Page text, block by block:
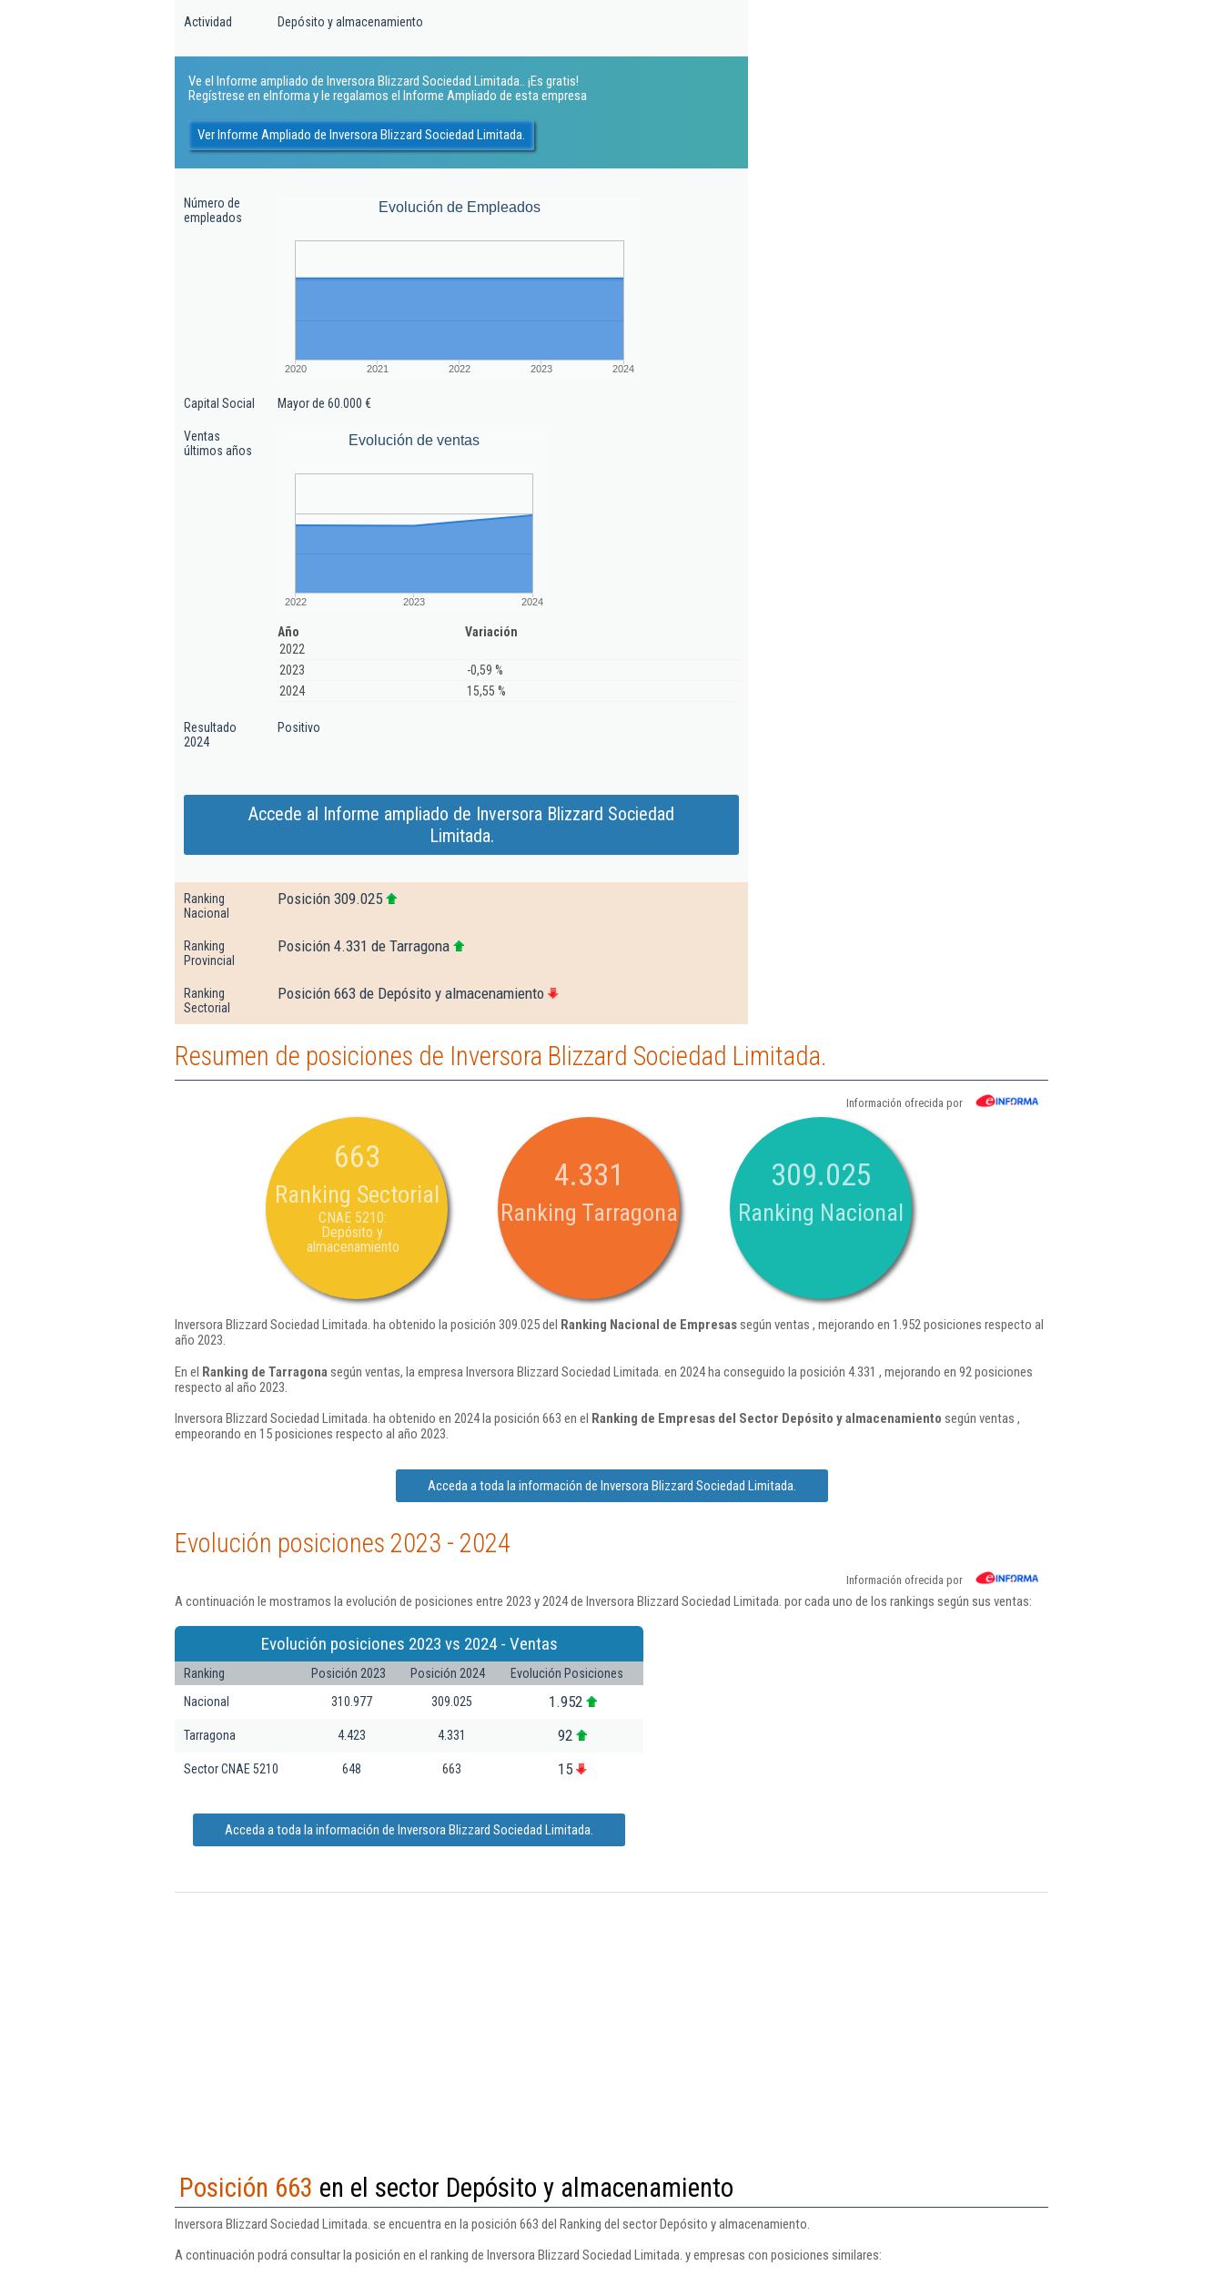
Actividad Depósito y almacenamiento
Ve el Informe ampliado de Inversora Blizzard Sociedad Limitada.. ¡Es gratis!
Regístrese en eInforma y le regalamos el Informe Ampliado de esta empresa
Ver Informe Ampliado de Inversora Blizzard Sociedad Limitada.
Número de
empleados
Evolución de Empleados
2020 2021 2022 2023 2024
Capital Social Mayor de 60.000 €
Ventas
últimos años
Evolución de ventas
2022 2023 2024
Año
Variación
2022
2023
-0,59 %
2024
15,55 %
Resultado
2024
Positivo
Accede al Informe ampliado de Inversora Blizzard Sociedad
Limitada.
Ranking
Nacional
Posición 309.025
Ranking
Provincial
Posición 4.331 de Tarragona
Ranking
Sectorial
Posición 663 de Depósito y almacenamiento
Resumen de posiciones de Inversora Blizzard Sociedad Limitada.
Información ofrecida por
663
Ranking Sectorial
CNAE 5210:
Depósito y
almacenamiento
4.331
Ranking Tarragona
309.025
Ranking Nacional
Inversora Blizzard Sociedad Limitada. ha obtenido la posición 309.025 del Ranking Nacional de Empresassegún ventas , mejorando en 1.952 posiciones respecto al
año 2023.
En el Ranking de Tarragona según ventas, la empresa Inversora Blizzard Sociedad Limitada. en 2024 ha conseguido la posición 4.331 , mejorando en 92 posiciones
respecto al año 2023.
Inversora Blizzard Sociedad Limitada. ha obtenido en 2024 la posición 663 en el Ranking de Empresas del Sector Depósito y almacenamiento según ventas ,
empeorando en 15 posiciones respecto al año 2023.
Acceda a toda la información de Inversora Blizzard Sociedad Limitada.
Evolución posiciones 2023 - 2024
Información ofrecida por
A continuación le mostramos la evolución de posiciones entre 2023 y 2024 de Inversora Blizzard Sociedad Limitada. por cada uno de los rankings según sus ventas:
Evolución posiciones 2023 vs 2024 - Ventas
Ranking Posición 2023 Posición 2024
Evolución Posiciones
Nacional
310.977 309.025 1.952
Tarragona 4.423 4.331 92
Sector CNAE 5210 648 663 15
Acceda a toda la información de Inversora Blizzard Sociedad Limitada.
Posición 663 en el sector Depósito y almacenamiento
Inversora Blizzard Sociedad Limitada. se encuentra en la posición 663 del Ranking del sector Depósito y almacenamiento.
A continuación podrá consultar la posición en el ranking de Inversora Blizzard Sociedad Limitada. y empresas con posiciones similares: